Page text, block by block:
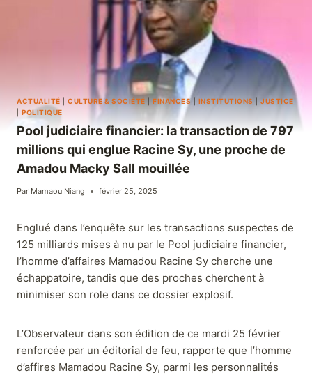
ACTUALITÉ CULTURE & SOCIÉTÉ FINANCES INSTITUTIONS
JUSTICE
POLITIQUE
Pool judiciaire financier: la transaction de 797
millions qui englue Racine Sy, une proche de
Amadou Macky Sall mouillée
Par Mamaou Niang février 25, 2025
Englué dans l’enquête sur les transactions suspectes de
125 milliards mises à nu par le Pool judiciaire financier,
l’homme d’affaires Mamadou Racine Sy cherche une
échappatoire, tandis que des proches cherchent à
minimiser son role dans ce dossier explosif.
L’Observateur dans son édition de ce mardi 25 février
renforcée par un éditorial de feu, rapporte que l’homme
d’affires Mamadou Racine Sy, parmi les personnalités